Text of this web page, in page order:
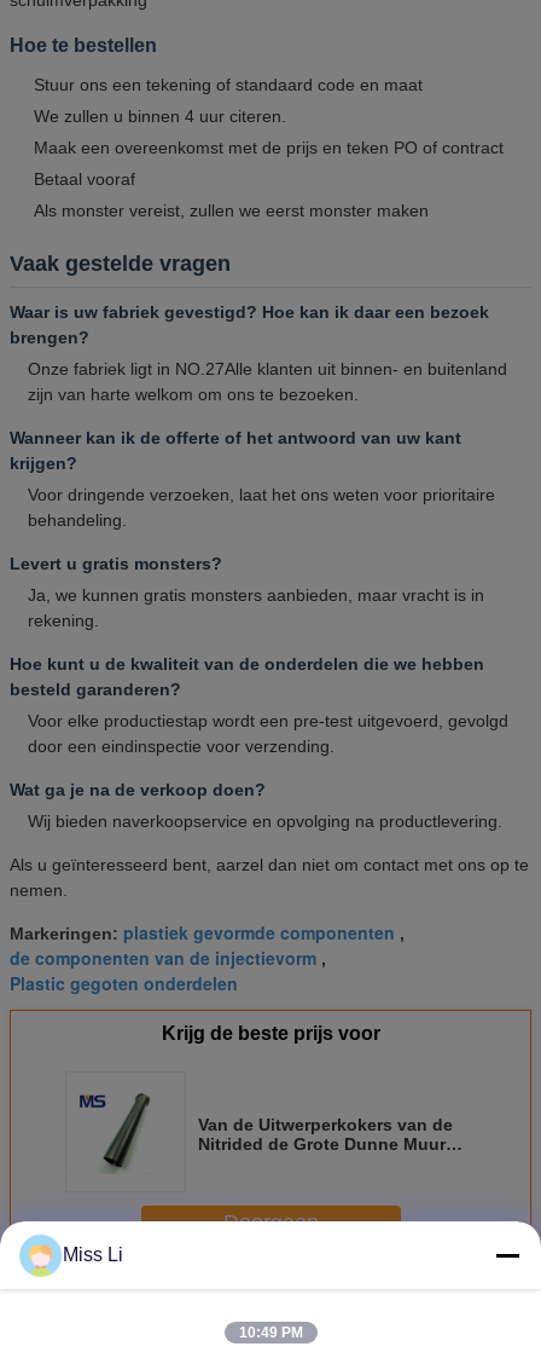
Hoe te bestellen
Stuur ons een tekening of standaard code en maat
We zullen u binnen 4 uur citeren.
Maak een overeenkomst met de prijs en teken PO of contract
Betaal vooraf
Als monster vereist, zullen we eerst monster maken
Vaak gestelde vragen
Waar is uw fabriek gevestigd? Hoe kan ik daar een bezoek
brengen?
Onze fabriek ligt in NO.27Alle klanten uit binnen- en buitenland
zijn van harte welkom om ons te bezoeken.
Wanneer kan ik de offerte of het antwoord van uw kant
krijgen?
Voor dringende verzoeken, laat het ons weten voor prioritaire
behandeling.
Levert u gratis monsters?
Ja, we kunnen gratis monsters aanbieden, maar vracht is in
rekening.
Hoe kunt u de kwaliteit van de onderdelen die we hebben
besteld garanderen?
Voor elke productiestap wordt een pre-test uitgevoerd, gevolgd
door een eindinspectie voor verzending.
Wat ga je na de verkoop doen?
Wij bieden naverkoopservice en opvolging na productlevering.
Als u geïnteresseerd bent, aarzel dan niet om contact met ons op te
nemen.
Markeringen: plastiek gevormde componenten ,
de componenten van de injectievorm ,
Plastic gegoten onderdelen
Krijg de beste prijs voor
Van de Uitwerperkokers van de
Nitrided de Grote Dunne Muur
Doorgaan
MeerPlastic vormdelen
Miss Li
10:49 PM